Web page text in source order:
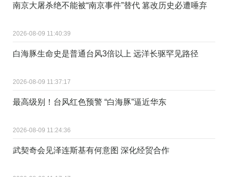
南京大屠杀绝不能被“南京事件”替代 篡改历史必遭唾弃
2026-08-09 11:40:39
白海豚生命史是普通台风3倍以上 远洋长驱罕见路径
2026-08-09 11:37:17
最高级别！台风红色预警 “白海豚”逼近华东
2026-08-09 11:24:36
武契奇会见泽连斯基有何意图 深化经贸合作